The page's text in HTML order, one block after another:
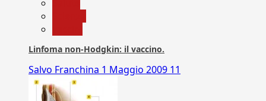
Linfoma non-Hodgkin: il vaccino.
Salvo Franchina 1 Maggio 2009 11